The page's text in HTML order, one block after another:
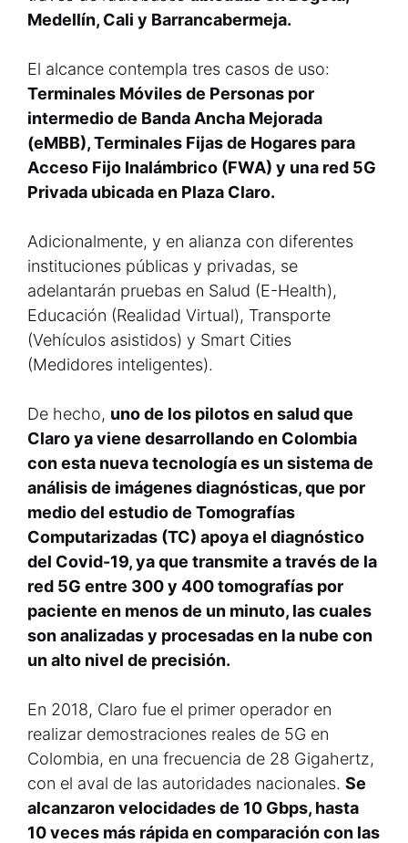
Medellín, Cali y Barrancabermeja.
El alcance contempla tres casos de uso:
Terminales Móviles de Personas por
intermedio de Banda Ancha Mejorada
(eMBB), Terminales Fijas de Hogares para
Acceso Fijo Inalámbrico (FWA) y una red 5G
Privada ubicada en Plaza Claro.
Adicionalmente, y en alianza con diferentes
instituciones públicas y privadas, se
adelantarán pruebas en Salud (E-Health),
Educación (Realidad Virtual), Transporte
(Vehículos asistidos) y Smart Cities
(Medidores inteligentes).
De hecho, uno de los pilotos en salud que
Claro ya viene desarrollando en Colombia
con esta nueva tecnología es un sistema de
análisis de imágenes diagnósticas, que por
medio del estudio de Tomografías
Computarizadas (TC) apoya el diagnóstico
del Covid-19, ya que transmite a través de la
red 5G entre 300 y 400 tomografías por
paciente en menos de un minuto, las cuales
son analizadas y procesadas en la nube con
un alto nivel de precisión.
En 2018, Claro fue el primer operador en
realizar demostraciones reales de 5G en
Colombia, en una frecuencia de 28 Gigahertz,
con el aval de las autoridades nacionales. Se
alcanzaron velocidades de 10 Gbps, hasta
10 veces más rápida en comparación con las